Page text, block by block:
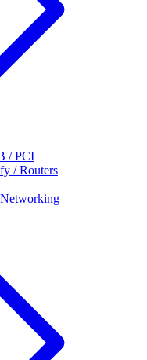
/ PCI
/ Routers